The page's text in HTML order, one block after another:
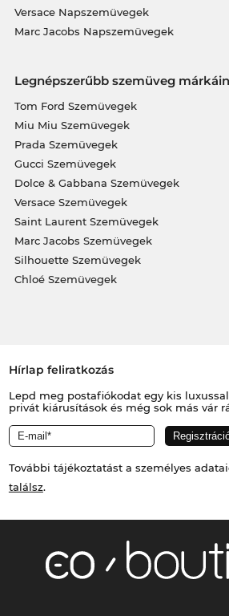
Versace Napszemüvegek
Marc Jacobs Napszemüvegek
Legnépszerűbb szemüveg
Tom Ford Szemüvegek
Miu Miu Szemüvegek
Prada Szemüvegek
Gucci Szemüvegek
Dolce & Gabbana Szemüvegek
Versace Szemüvegek
Saint Laurent Szemüvegek
Marc Jacobs Szemüvegek
Silhouette Szemüvegek
Chloé Szemüvegek
Hírlap feliratkozás
Lepd meg postafiókodat egy kis
privát kiárusítások és még sok más vár
További tájékoztatást a személyes
találsz.